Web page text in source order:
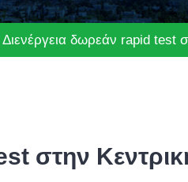
Διενέργεια δωρεάν rapid test
στην